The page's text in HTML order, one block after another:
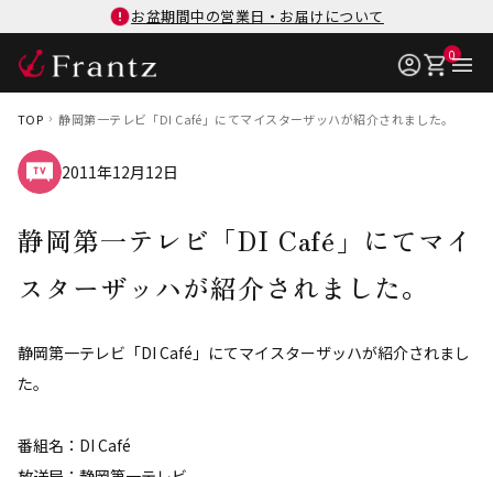
お盆期間中の営業日・お届けについて
0
TOP 静岡第一テレビ「DI Café」にてマイスターザッハが紹介されました。
2011年12月12日
静岡第一テレビ「DI Café」にてマイ
スターザッハが紹介されました。
静岡第一テレビ「DI Café」にてマイスターザッハが紹介されまし
た。
番組名：DI Café